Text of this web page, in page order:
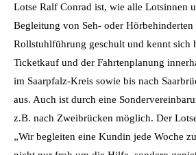
Lotse Ralf Conrad ist, wie alle Lotsinnen
Begleitung von Seh- oder Hörbehinderten
Rollstuhlführung geschult und kennt sich
Ticketkauf und der Fahrtenplanung
im Saarpfalz-Kreis sowie bis nach
aus. Auch ist durch eine
z.B. nach Zweibrücken möglich. Der
„Wir begleiten eine Kundin jede Woche